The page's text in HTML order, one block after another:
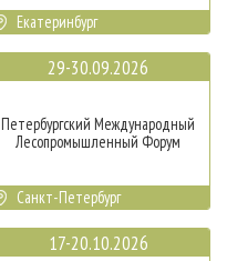
Екатеринбург
29-30.09.2026
Петербургский Международный
Лесопромышленный Форум
Санкт-Петербург
17-20.10.2026